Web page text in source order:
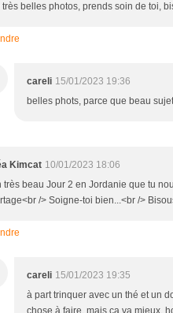
très belles photos, prends soin de toi,
careli 15/01/2023 19:36
belles phots, parce que beau
Kimcat 10/01/2023 18:06
très beau Jour 2 en Jordanie que tu
/> Soigne-toi bien...<br />
careli 15/01/2023 19:35
à part trinquer avec un thé et un
chose à faire, mais ça va mieux,